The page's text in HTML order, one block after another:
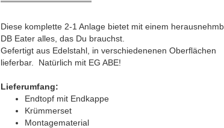
Diese komplette 2-1 Anlage bietet mit einem
DB Eater alles, das Du brauchst.
Gefertigt aus Edelstahl, in verschiedenenen Oberflächen
lieferbar. Natürlich mit EG ABE!
Lieferumfang:
Endtopf mit Endkappe
Krümmerset
Montagematerial